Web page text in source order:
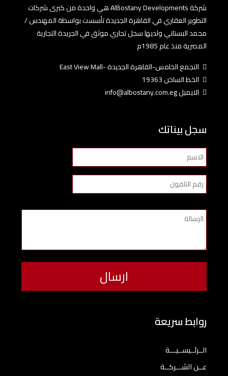
شركة AlBostany Developments هي واحدة من كبرى شركات
التطوير العقاري في القاهرة الجديدة تأسست بواسطة المهندس /
محمد البستاني ولديها سجل تجاري موثق في الجريدة التجارية
المصرية منذ عام 1985م
التجمع الخامس-القاهرة الجديدة -East View Mall
الخط الساخن 19363
الايميل info@albostany.com.eg
سجل بيناتك
روابط سريعة
الــرئــيســيـــة
عــن الشـــركــة